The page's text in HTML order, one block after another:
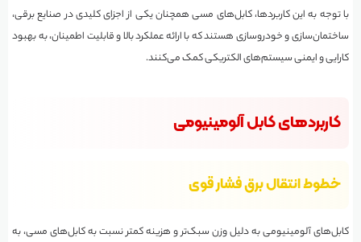
با توجه به این کاربردها، کابل‌های مسی همچنان یکی از اجزای کلیدی در صنایع برقی،
ساختمان‌سازی و خودروسازی هستند که با ارائه عملکرد بالا و قابلیت اطمینان، به بهبود
کارایی و ایمنی سیستم‌های الکتریکی کمک می‌کنند.
کاربردهای کابل آلومینیومی
خطوط انتقال برق فشار قوی
کابل‌های آلومینیومی به دلیل وزن سبک‌تر و هزینه کمتر نسبت به کابل‌های مسی، به